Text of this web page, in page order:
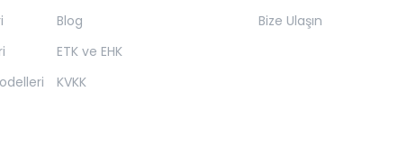
Blog
ETK ve EHK
KVKK
Bize Ulaşın